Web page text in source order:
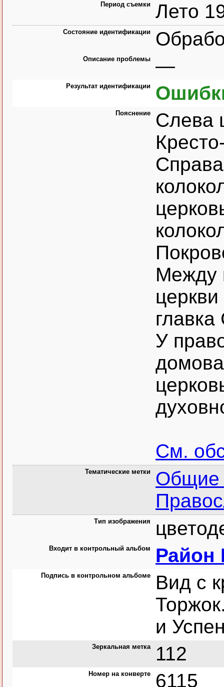
Период съемки Лето
Состояние идентификации
Описание проблемы —
Результат идентификации
Пояснение
Слева
Между
У
См.
Тематические метки
Общие
Тип изображения
Входит в контрольный альбом Район
Подпись в контрольном альбоме
Вид с
и
Зеркальная метка 112
Номер на конверте 6115